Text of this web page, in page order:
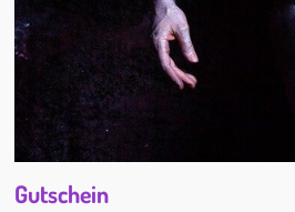
Gutschein